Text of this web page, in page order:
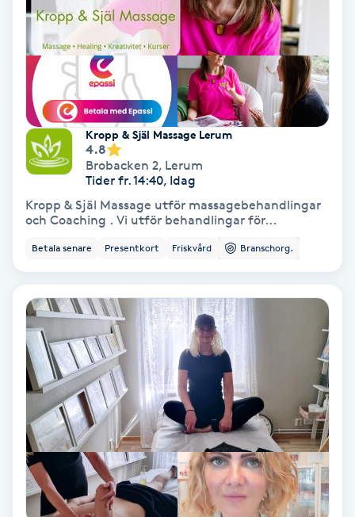
Enzympeeling
Extensions
Extensions borttagning
Eyeliner-tatuering
Faceliftmassage
Fet hårbotten
Fettreducering
Fibromassage
Fillers
Fotmassage
Kropp & Själ Massage Lerum
4.8
Brobacken 2, Lerum
Tider fr. 14:40, Idag
Kropp & Själ Massage utför massagebehandlingar
och Coaching . Vi utför behandlingar för...
Betala senare Presentkort Friskvård Branschorg.